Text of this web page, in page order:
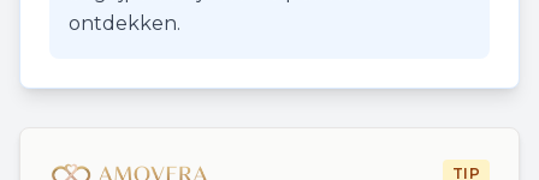
ontdekken.
TIP